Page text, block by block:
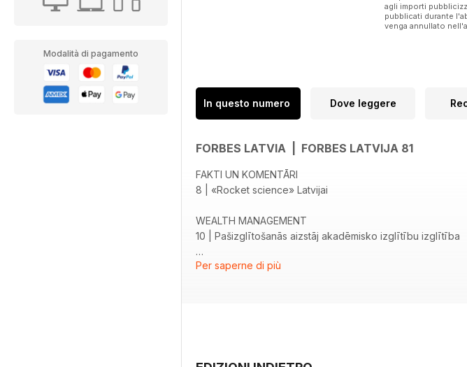
Modalità di pagamento
agli importi
pubblicati durante
venga annullato
In questo numero Dove leggere
FORBES LATVIA | FORBES LATVIJA 81
FAKTI UN KOMENTĀRI
8 | «Rocket science» Latvijai
WEALTH MANAGEMENT
10 | Pašizglītošanās aizstāj akadēmisko izglītību izglītība
VIEDOKLIS
Per saperne di più